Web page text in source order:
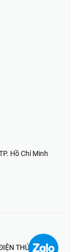
Hồ Chí Minh
THÚY NHI